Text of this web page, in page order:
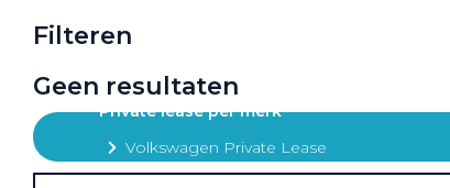
Private lease per merk
Volkswagen Private Lease
Filteren
Geen resultaten